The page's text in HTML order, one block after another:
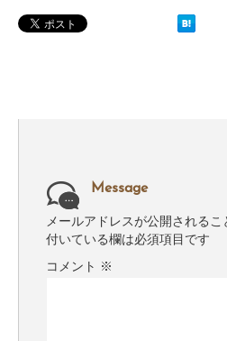
Message
メールアドレスが公開されるこ
付いている欄は必須項目です
コメント ※